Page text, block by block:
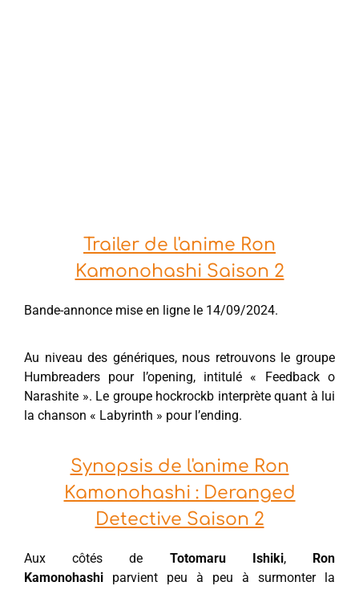
Trailer de l'anime Ron
Kamonohashi Saison 2
Bande-annonce mise en ligne le 14/09/2024.
Au niveau des génériques, nous retrouvons le groupe
Humbreaders pour l’opening, intitulé « Feedback o
Narashite ». Le groupe hockrockb interprète quant à lui
la chanson « Labyrinth » pour l’ending.
Synopsis de l'anime Ron
Kamonohashi : Deranged
Detective Saison 2
Aux côtés de Totomaru Ishiki, Ron
Kamonohashi parvient peu à peu à surmonter la